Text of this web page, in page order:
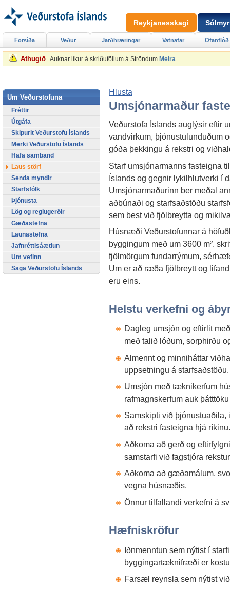
Athugið Auknar líkur á skriðuföllum á Ströndum Meira
Hlusta
Umsjónarmaður
Veðurstofa Íslands auglýsir eftir
vandvirkum, þjónustulunduðum
góða þekkingu á rekstri og
Starf umsjónarmanns fasteigna
Íslands og gegnir lykilhlutverki í
Umsjónarmaðurinn ber meðal
aðbúnaði og starfsaðstöðu
sem best við fjölbreytta og
Húsnæði Veðurstofunnar á
byggingum með um 3600 m².
fjölmörgum fundarrýmum,
Um er að ræða fjölbreytt og
eru eins.
Helstu verkefni og
Dagleg umsjón og eftirlit
með talið lóðum, sorphirðu
Almennt og minniháttar
uppsetningu á starfsaðstöðu.
Umsjón með tæknikerfum
rafmagnskerfum auk
Samskipti við þjónustuaðila,
að rekstri fasteigna hjá ríkinu.
Aðkoma að gerð og
samstarfi við fagstjóra
Aðkoma að gæðamálum,
vegna húsnæðis.
Önnur tilfallandi verkefni á
Hæfniskröfur
Iðnmenntun sem nýtist í
byggingartæknifræði er
Farsæl reynsla sem nýtist
Forsíða Veður Jarðhræringar Vatnafar Ofanflóð
Um Veðurstofuna
Fréttir
Útgáfa
Skipurit Veðurstofu Íslands
Merki Veðurstofu Íslands
Hafa samband
Laus störf
Senda myndir
Starfsfólk
Þjónusta
Lög og reglugerðir
Gæðastefna
Launastefna
Jafnréttisáætlun
Um vefinn
Saga Veðurstofu Íslands
Reykjanesskagi